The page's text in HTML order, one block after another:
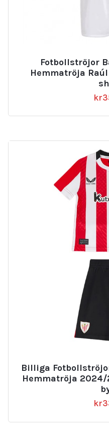
Fotbollströjor
Hemmatröja
kr
Billiga
Hemmatröja
kr